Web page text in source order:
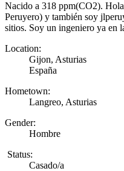
Nacido a 318 ppm(CO2).
Peruyero) y también soy
sitios. Soy un ingeniero ya en
Location:
Gijon, Asturias
España
Hometown:
Langreo, Asturias
Gender:
Hombre
Status:
Casado/a